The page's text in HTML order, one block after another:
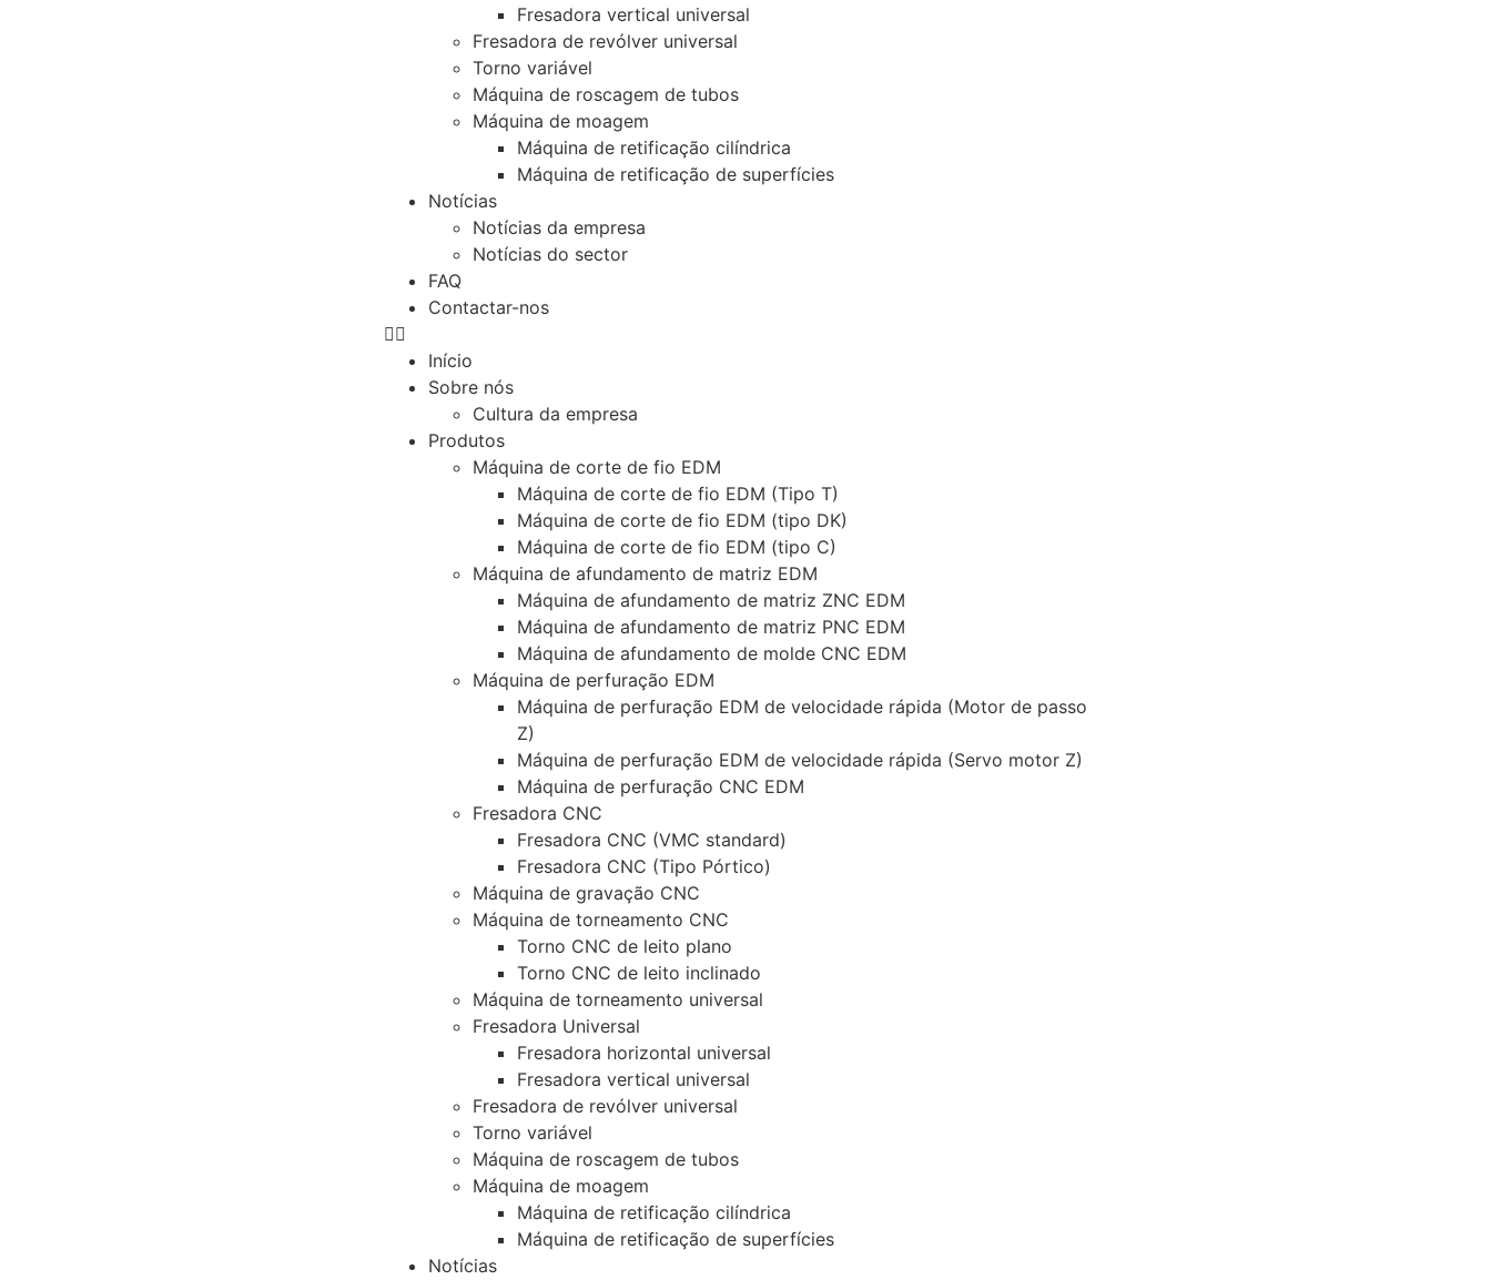
Fresadora vertical universal
Fresadora de revólver universal
Torno variável
Máquina de roscagem de tubos
Máquina de moagem
Máquina de retificação cilíndrica
Máquina de retificação de superfícies
Notícias
Notícias da empresa
Notícias do sector
FAQ
Contactar-nos
Início
Sobre nós
Cultura da empresa
Produtos
Máquina de corte de fio EDM
Máquina de corte de fio EDM (Tipo T)
Máquina de corte de fio EDM (tipo DK)
Máquina de corte de fio EDM (tipo C)
Máquina de afundamento de matriz EDM
Máquina de afundamento de matriz ZNC EDM
Máquina de afundamento de matriz PNC EDM
Máquina de afundamento de molde CNC EDM
Máquina de perfuração EDM
Máquina de perfuração EDM de velocidade rápida (Motor de passo
Z)
Máquina de perfuração EDM de velocidade rápida (Servo motor Z)
Máquina de perfuração CNC EDM
Fresadora CNC
Fresadora CNC (VMC standard)
Fresadora CNC (Tipo Pórtico)
Máquina de gravação CNC
Máquina de torneamento CNC
Torno CNC de leito plano
Torno CNC de leito inclinado
Máquina de torneamento universal
Fresadora Universal
Fresadora horizontal universal
Fresadora vertical universal
Fresadora de revólver universal
Torno variável
Máquina de roscagem de tubos
Máquina de moagem
Máquina de retificação cilíndrica
Máquina de retificação de superfícies
Notícias